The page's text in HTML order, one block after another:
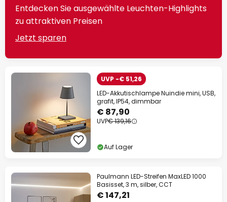
Entdecken Sie ausgewählte Leuchten-Highlights
zu attraktiven Preisen
Jetzt sparen
UVP -€ 51,26
LED-Akkutischlampe Nuindie mini, USB,
grafit, IP54, dimmbar
€ 87,90
UVP€ 139,16
Auf Lager
Paulmann LED-Streifen MaxLED 1000
Basisset, 3 m, silber, CCT
€ 147,21